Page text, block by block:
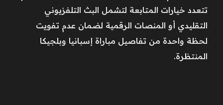
تتعدد خيارات المتابعة لتشمل البث التلفزيوني
التقليدي أو المنصات الرقمية لضمان عدم تفويت
لحظة واحدة من تفاصيل مباراة إسبانيا وبلجيكا
المنتظرة.